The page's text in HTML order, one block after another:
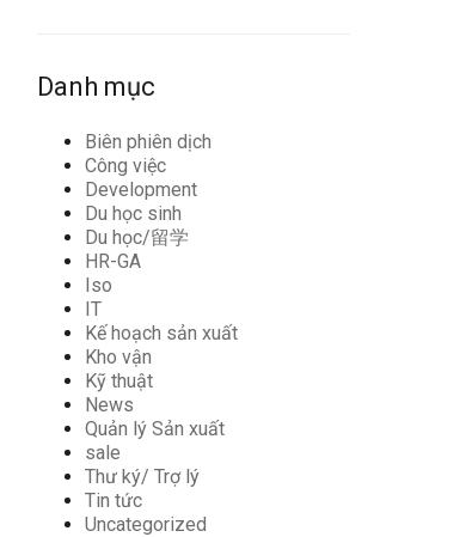
Danh mục
Biên phiên dịch
Công việc
Development
Du học sinh
Du học/留学
HR-GA
Iso
IT
Kế hoạch sản xuất
Kho vận
Kỹ thuật
News
Quản lý Sản xuất
sale
Thư ký/ Trợ lý
Tin tức
Uncategorized